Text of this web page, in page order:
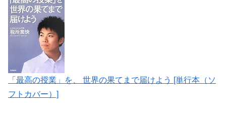
「最高の授業」を、 世界の果てまで届けよう [単行本（ソ
フトカバー）]